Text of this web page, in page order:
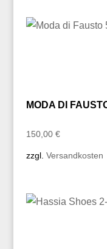
MODA DI
150,00 €
zzgl. Versandkosten